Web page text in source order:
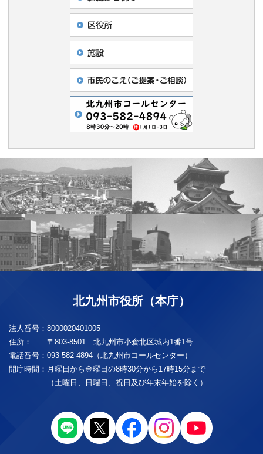
北九州市役所（本庁）
法人番号： 8000020401005
住所：
〒803-8501 北九州市小倉北区城内1番1号
電話番号： 093-582-4894（北九州市コールセンター）
開庁時間： 月曜日から金曜日の8時30分から17時15分まで
（土曜日、日曜日、祝日及び年末年始を除く）